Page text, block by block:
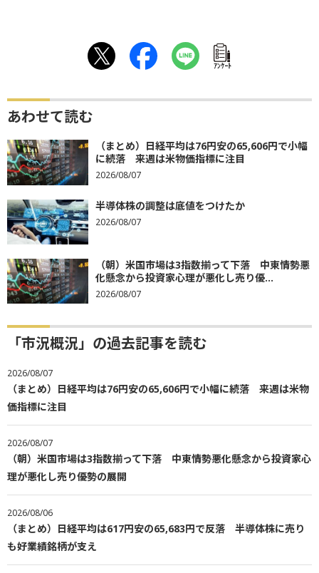
ｱﾝｹｰﾄ
あわせて読む
（まとめ）日経平均は76円安の65,606円で小幅
に続落 来週は米物価指標に注目
2026/08/07
半導体株の調整は底値をつけたか
2026/08/07
（朝）米国市場は3指数揃って下落 中東情勢悪
化懸念から投資家心理が悪化し売り優...
2026/08/07
「市況概況」の過去記事を読む
2026/08/07
（まとめ）日経平均は76円安の65,606円で小幅に続落 来週は米物
価指標に注目
2026/08/07
（朝）米国市場は3指数揃って下落 中東情勢悪化懸念から投資家心
理が悪化し売り優勢の展開
2026/08/06
（まとめ）日経平均は617円安の65,683円で反落 半導体株に売り
も好業績銘柄が支え